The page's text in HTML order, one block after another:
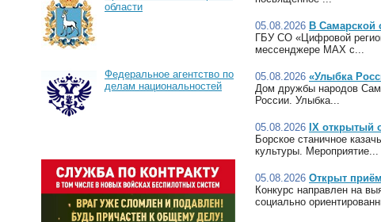
области
Федеральное агентство по
делам национальностей
05.08.2026 В Самарской
ГБУ СО «Цифровой
мессенджере МАХ с...
05.08.2026 «Улыбка
Дом дружбы народов
России. Улыбка...
05.08.2026 IX открытый
Борское станичное
культуры. Мероприятие...
05.08.2026 Открыт
Конкурс направлен на
социально